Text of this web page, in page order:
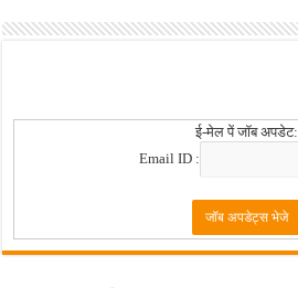
ई-मेल पें जॉब अपडेट:
Email ID :